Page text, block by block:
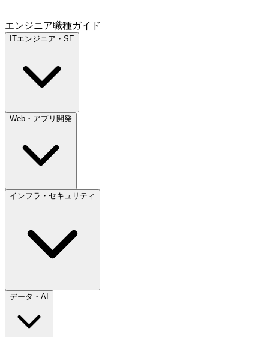
エンジニア職種ガイド
ITエンジニア・SE
Web・アプリ開発
インフラ・セキュリティ
データ・AI